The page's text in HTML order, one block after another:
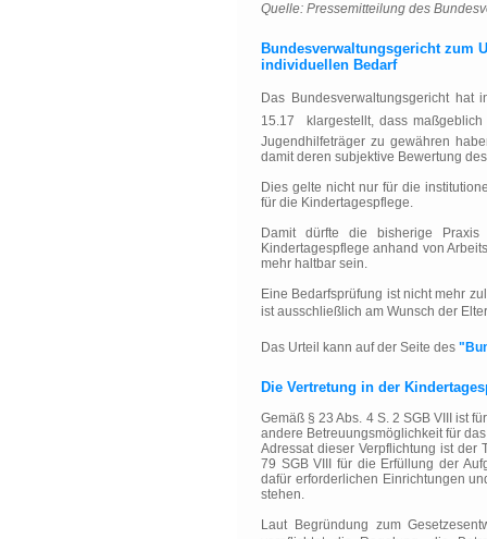
Quelle: Pressemitteilung des
Bundesverwaltungsgericht zum
individuellen Bedarf
Das Bundesverwaltungsgericht hat
15.17  klargestellt, dass
Jugendhilfeträger zu gewähren
damit deren subjektive Bewertung
Dies gelte nicht nur für die
für die Kindertagespflege.
Damit dürfte die bisherige
Kindertagespflege anhand von
mehr haltbar sein.
Eine Bedarfsprüfung ist nicht mehr
ist ausschließlich am Wunsch der
Das Urteil kann auf der Seite des
Die Vertretung in der
Gemäß § 23 Abs. 4 S. 2 SGB VIII ist
andere Betreuungsmöglichkeit für
Adressat dieser Verpflichtung ist der
79 SGB VIII für die Erfüllung der
dafür erforderlichen Einrichtungen
stehen.
Laut Begründung zum